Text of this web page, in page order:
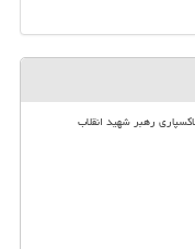
رهبر شهید انقلاب